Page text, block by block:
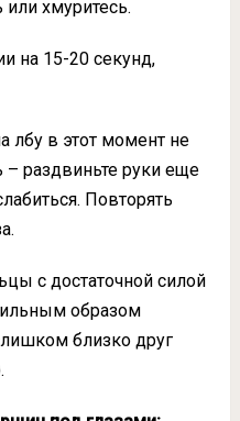
хмуритесь.
на 15-20 секунд,
лбу в этот момент не
раздвиньте руки еще
Повторять
с достаточной силой
образом
близко друг